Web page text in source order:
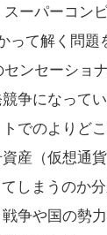
ーパーコン
て解く問題
ンセーショ
争になって
でのよりど
産（仮想通
しまうのか
争や国の勢